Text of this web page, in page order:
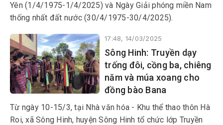
Yên (1/4/1975-1/4/2025) và Ngày Giải phóng miền Nam
thống nhất đất nước (30/4/1975-30/4/2025).
17:48, 14/03/2025
Sông Hinh: Truyền dạy
trống đôi, cồng ba, chiêng
năm và múa xoang cho
đồng bào Bana
Từ ngày 10-15/3, tại Nhà văn hóa - Khu thể thao thôn Hà
Roi, xã Sông Hinh, huyện Sông Hinh tổ chức lớp Truyền